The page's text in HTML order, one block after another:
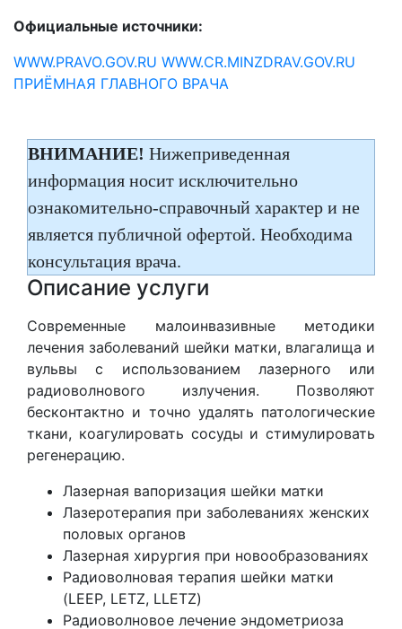
Официальные источники:
WWW.PRAVO.GOV.RU WWW.CR.MINZDRAV.GOV.RU
ПРИЁМНАЯ ГЛАВНОГО ВРАЧА
ВНИМАНИЕ! Нижеприведенная
информация носит исключительно
ознакомительно-справочный характер и не
является публичной офертой. Необходима
консультация врача.
Описание услуги
Современные малоинвазивные методики
лечения заболеваний шейки матки, влагалища и
вульвы с использованием лазерного или
радиоволнового излучения. Позволяют
бесконтактно и точно удалять патологические
ткани, коагулировать сосуды и стимулировать
регенерацию.
Лазерная вапоризация шейки матки
Лазеротерапия при заболеваниях женских
половых органов
Лазерная хирургия при новообразованиях
Радиоволновая терапия шейки матки
(LEEP, LETZ, LLETZ)
Радиоволновое лечение эндометриоза